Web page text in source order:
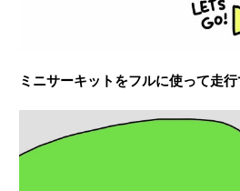
ミニサーキットをフルに使って走行